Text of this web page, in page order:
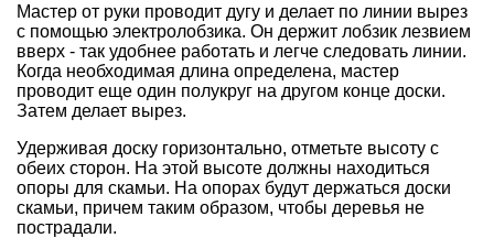
Мастер от руки проводит дугу и делает по линии вырез
с помощью электролобзика. Он держит лобзик лезвием
вверх - так удобнее работать и легче следовать линии.
Когда необходимая длина определена, мастер
проводит еще один полукруг на другом конце доски.
Затем делает вырез.
Удерживая доску горизонтально, отметьте высоту с
обеих сторон. На этой высоте должны находиться
опоры для скамьи. На опорах будут держаться доски
скамьи, причем таким образом, чтобы деревья не
пострадали.